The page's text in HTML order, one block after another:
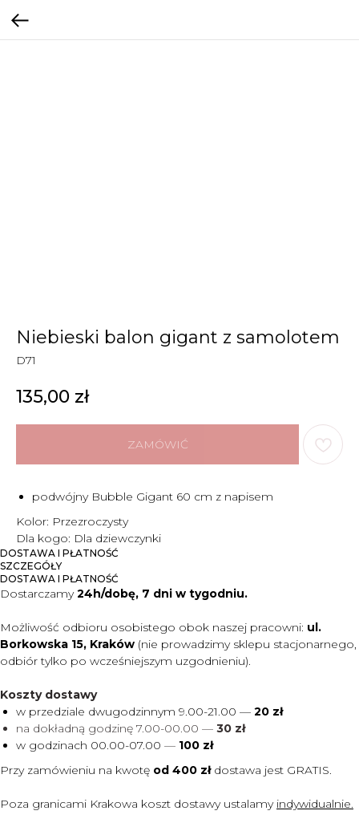
Niebieski balon gigant z samolotem
D71
135,00 zł
ZAMÓWIĆ
podwójny Bubble Gigant 60 cm z napisem
Kolor: Przezroczysty
Dla kogo: Dla dziewczynki
DOSTAWA I PŁATNOŚĆ
SZCZEGÓŁY
DOSTAWA I PŁATNOŚĆ
Dostarczamy24h/dobę, 7 dni w tygodniu.
Możliwość odbioru osobistego obok naszej pracowni: ul.
Borkowska 15, Kraków (nie prowadzimy sklepu stacjonarnego,
odbiór tylko po wcześniejszym uzgodnieniu).
Koszty dostawy
w przedziale dwugodzinnym 9.00-21.00 — 20 zł
na dokładną godzinę 7.00-00.00 — 30 zł
w godzinach 00.00-07.00 — 100 zł
Przy zamówieniu na kwotę od 400 zł dostawa jest GRATIS.
Poza granicami Krakowa koszt dostawy ustalamy indywidualnie.